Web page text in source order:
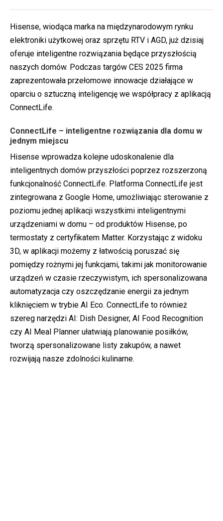
Hisense, wiodąca marka na międzynarodowym rynku
elektroniki użytkowej oraz sprzętu RTV i AGD, już dzisiaj
oferuje inteligentne rozwiązania będące przyszłością
naszych domów. Podczas targów CES 2025 firma
zaprezentowała przełomowe innowacje działające w
oparciu o sztuczną inteligencję we współpracy z aplikacją
ConnectLife.
ConnectLife – inteligentne rozwiązania dla domu w
jednym miejscu
Hisense wprowadza kolejne udoskonalenie dla
inteligentnych domów przyszłości poprzez rozszerzoną
funkcjonalność ConnectLife. Platforma ConnectLife jest
zintegrowana z Google Home, umożliwiając sterowanie z
poziomu jednej aplikacji wszystkimi inteligentnymi
urządzeniami w domu – od produktów Hisense, po
termostaty z certyfikatem Matter. Korzystając z widoku
3D, w aplikacji możemy z łatwością poruszać się
pomiędzy rożnymi jej funkcjami, takimi jak monitorowanie
urządzeń w czasie rzeczywistym, ich spersonalizowana
automatyzacja czy oszczędzanie energii za jednym
kliknięciem w trybie AI Eco. ConnectLife to również
szereg narzędzi AI: Dish Designer, AI Food Recognition
czy AI Meal Planner ułatwiają planowanie posiłków,
tworzą spersonalizowane listy zakupów, a nawet
rozwijają nasze zdolności kulinarne.